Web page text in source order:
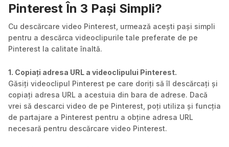
Pinterest În 3 Pași Simpli?
Cu descărcare video Pinterest, urmează acești pași simpli
pentru a descărca videoclipurile tale preferate de pe
Pinterest la calitate înaltă.
1. Copiați adresa URL a videoclipului Pinterest.
Găsiți videoclipul Pinterest pe care doriți să îl descărcați și
copiați adresa URL a acestuia din bara de adrese. Dacă
vrei să descarci video de pe Pinterest, poți utiliza și funcția
de partajare a Pinterest pentru a obține adresa URL
necesară pentru descărcare video Pinterest.